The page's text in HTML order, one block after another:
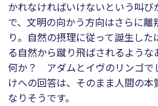
かれなければいけないという叫
で、文明の向かう方向はさらに
り。自然の摂理に従って誕生し
る自然から蹴り飛ばされるよう
何か？ アダムとイヴのリンゴ
けへの回答は、そのまま人間の
なりそうです。